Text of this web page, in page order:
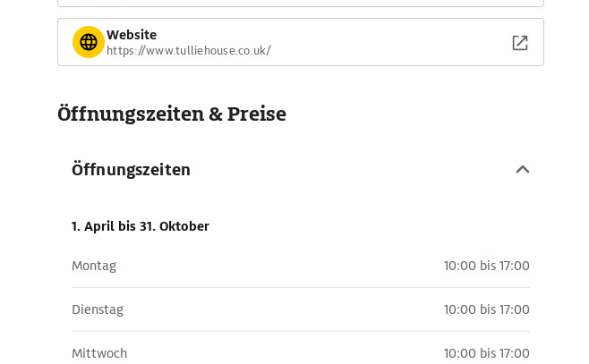
Website
https://www.tulliehouse.co.uk/
Öffnungszeiten & Preise
Öffnungszeiten
1. April bis 31. Oktober
Montag 10:00 bis 17:00
Dienstag 10:00 bis 17:00
Mittwoch 10:00 bis 17:00